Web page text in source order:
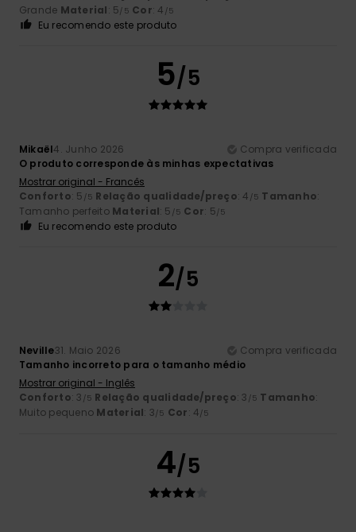
Grande Material: 5/5 Cor: 4 /5
Eu recomendo este produto
5/5
Mikaël4. Junho 2026
Compra verificada
O produto corresponde às minhas expectativas
Mostrar original - Francês
Conforto: 5 /5 Relação qualidade/preço: 4 /5 Tamanho:
Tamanho perfeito Material: 5 /5 Cor: 5/5
Eu recomendo este produto
2/5
Neville31. Maio 2026
Compra verificada
Tamanho incorreto para o tamanho médio
Mostrar original - Inglês
Conforto: 3 /5 Relação qualidade/preço: 3 /5 Tamanho:
Muito pequeno Material: 3/5 Cor: 4/5
4/5